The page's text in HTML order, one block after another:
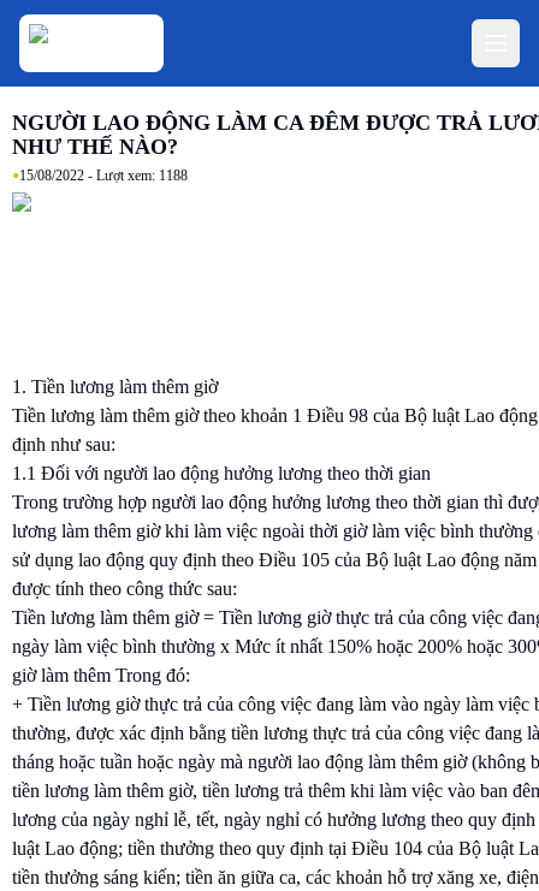
NGƯỜI LAO ĐỘNG LÀM CA ĐÊM ĐƯỢC TRẢ
NHƯ THẾ NÀO?
•15/08/2022 - Lượt xem: 1188
1. Tiền lương làm thêm giờ
Tiền lương làm thêm giờ theo khoản 1 Điều 98 của Bộ luật Lao
định như sau:
1.1 Đối với người lao động hưởng lương theo thời gian
Trong trường hợp người lao động hưởng lương theo thời gian thì
lương làm thêm giờ khi làm việc ngoài thời giờ làm việc bình thường
sử dụng lao động quy định theo Điều 105 của Bộ luật Lao động
được tính theo công thức sau:
Tiền lương làm thêm giờ = Tiền lương giờ thực trả của công việc
ngày làm việc bình thường x Mức ít nhất 150% hoặc 200% hoặc
giờ làm thêm Trong đó:
+ Tiền lương giờ thực trả của công việc đang làm vào ngày làm việc
thường, được xác định bằng tiền lương thực trả của công việc đang
tháng hoặc tuần hoặc ngày mà người lao động làm thêm giờ (không
tiền lương làm thêm giờ, tiền lương trả thêm khi làm việc vào ban
lương của ngày nghỉ lễ, tết, ngày nghỉ có hưởng lương theo quy
luật Lao động; tiền thưởng theo quy định tại Điều 104 của Bộ luật
tiền thưởng sáng kiến; tiền ăn giữa ca, các khoản hỗ trợ xăng xe,